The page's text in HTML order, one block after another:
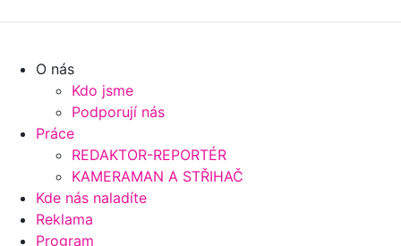
O nás
Kdo jsme
Podporují nás
Práce
REDAKTOR-REPORTÉR
KAMERAMAN A STŘIHAČ
Kde nás naladíte
Reklama
Program